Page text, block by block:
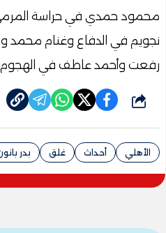
محمود حمدي في حراسة
نجويم في الدفاع وغنام محمد
رفعت وأحمد عاطف في الهجوم
شارك
الأهلي أحداث غلق بدر